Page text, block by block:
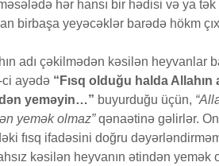
hər hansı bir hədisi və ya
birbaşa yeyəcəklər barədə hökm
adı çəkilmədən kəsilən heyvanlar
ayədə “Fısq olduğu halda
yeməyin…” buyurduğu üçün,
yemək olmaz”qənaətinə gəlirlər.
fısq ifadəsini doğru
kəsilən heyvanın ətindən yemək
7 İyul 2026 52 Baxış
AŞURA BARƏDƏ
26 İyun 2026
Baxış
81
Bir
pay
5